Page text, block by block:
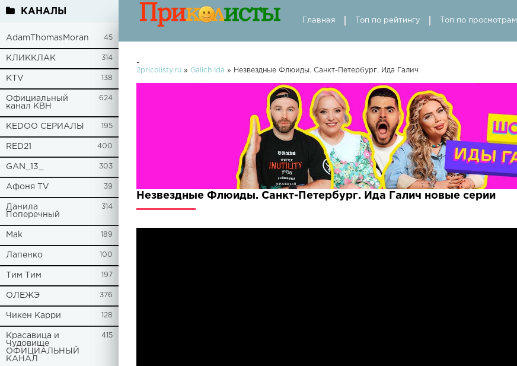
КАНАЛЫ
AdamThomasMoran 45
КЛИККЛАК 314
KTV 138
Официальный
канал КВН
624
KEDOO СЕРИАЛЫ 195
RED21 400
GAN_13_ 303
Афоня TV 39
Данила
Поперечный
314
Mak 189
Лапенко 100
Tим Тим 197
ОЛЕЖЭ 376
Чикен Карри 128
Красавица и
Чудовище
ОФИЦИАЛЬНЫЙ
КАНАЛ
415
Главная Топ по рейтингу Топ по просмотрам
-
2pricolisty.ru » Galich Ida » Незвездные Флюиды. Санкт-Петербург. Ида Галич
Незвездные Флюиды. Санкт-Петербург. Ида Галич новые серии